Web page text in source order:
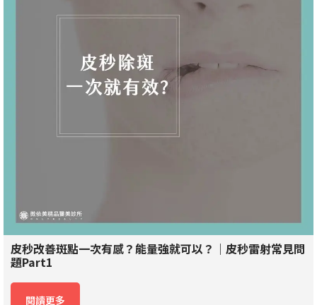
皮秒改善斑點一次有感？能量強就可以？｜皮秒雷射常見問
題Part1
閱讀更多